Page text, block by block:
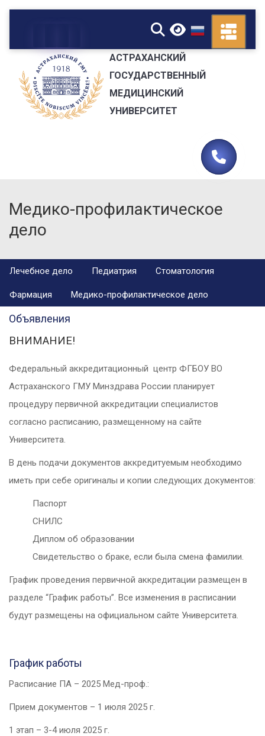
▼
АСТРАХАНСКИЙ
ГОСУДАРСТВЕННЫЙ
МЕДИЦИНСКИЙ
УНИВЕРСИТЕТ
Медико-профилактическое
дело
Лечебное дело Педиатрия Стоматология
Фармация Медико-профилактическое дело
Объявления
ВНИМАНИЕ!
Федеральный аккредитационный центр ФГБОУ ВО
Астраханского ГМУ Минздрава России планирует
процедуру первичной аккредитации специалистов
согласно расписанию, размещенному на сайте
Университета.
В день подачи документов аккредитуемым необходимо
иметь при себе оригиналы и копии следующих документов:
Паспорт
СНИЛС
Диплом об образовании
Свидетельство о браке, если была смена фамилии.
График проведения первичной аккредитации размещен в
разделе “График работы”. Все изменения в расписании
будут размещены на официальном сайте Университета.
График работы
Расписание ПА – 2025 Мед-проф.:
Прием документов – 1 июля 2025 г.
1 этап – 3-4 июля 2025 г.